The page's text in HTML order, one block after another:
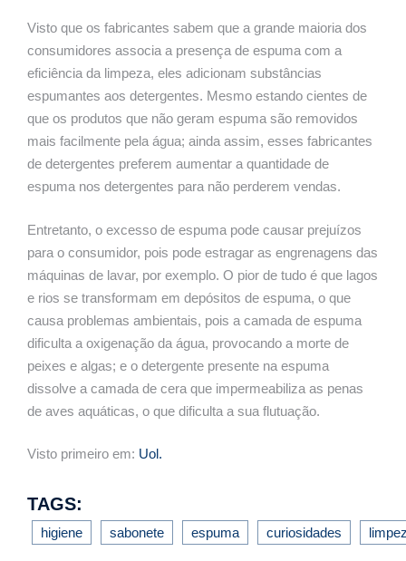
Visto que os fabricantes sabem que a grande maioria dos
consumidores associa a presença de espuma com a
eficiência da limpeza, eles adicionam substâncias
espumantes aos detergentes. Mesmo estando cientes de
que os produtos que não geram espuma são removidos
mais facilmente pela água; ainda assim, esses fabricantes
de detergentes preferem aumentar a quantidade de
espuma nos detergentes para não perderem vendas.
Entretanto, o excesso de espuma pode causar prejuízos
para o consumidor, pois pode estragar as engrenagens das
máquinas de lavar, por exemplo. O pior de tudo é que lagos
e rios se transformam em depósitos de espuma, o que
causa problemas ambientais, pois a camada de espuma
dificulta a oxigenação da água, provocando a morte de
peixes e algas; e o detergente presente na espuma
dissolve a camada de cera que impermeabiliza as penas
de aves aquáticas, o que dificulta a sua flutuação.
Visto primeiro em: Uol.
TAGS:
higiene sabonete espuma curiosidades